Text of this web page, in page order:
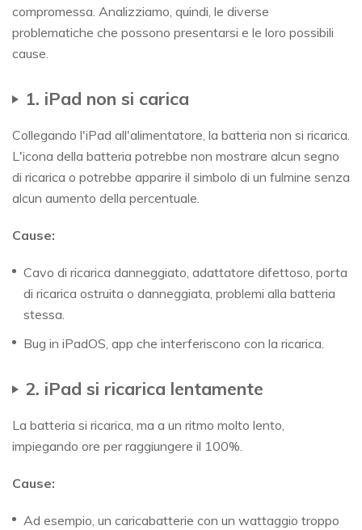
compromessa. Analizziamo, quindi, le diverse
problematiche che possono presentarsi e le loro possibili
cause.
1. iPad non si carica
Collegando l'iPad all'alimentatore, la batteria non si ricarica.
L'icona della batteria potrebbe non mostrare alcun segno
di ricarica o potrebbe apparire il simbolo di un fulmine senza
alcun aumento della percentuale.
Cause:
Cavo di ricarica danneggiato, adattatore difettoso, porta
di ricarica ostruita o danneggiata, problemi alla batteria
stessa.
Bug in iPadOS, app che interferiscono con la ricarica.
2. iPad si ricarica lentamente
La batteria si ricarica, ma a un ritmo molto lento,
impiegando ore per raggiungere il 100%.
Cause:
Ad esempio, un caricabatterie con un wattaggio troppo